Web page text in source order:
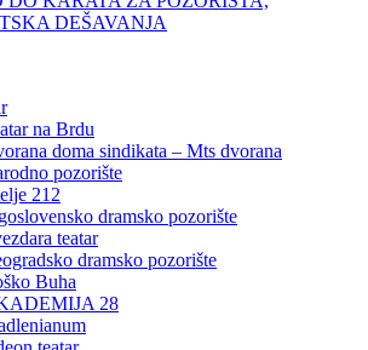
na Brdu
doma sindikata – Mts dvorana
pozorište
212
dramsko pozorište
teatar
dramsko pozorište
Buha
28